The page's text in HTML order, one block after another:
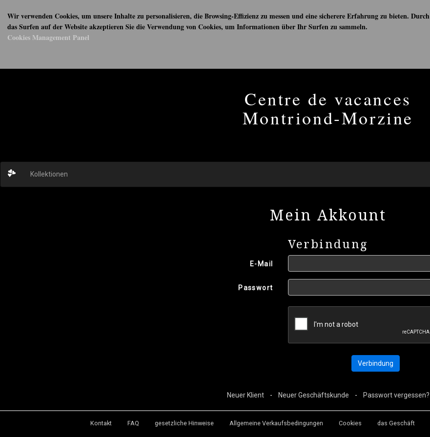
Wir verwenden Cookies, um unsere Inhalte zu personalisieren, die Browsing-Effizienz zu messen und eine sicherere Erfahrung zu bieten. Durch
das Surfen auf der Website akzeptieren Sie die Verwendung von Cookies, um Informationen über Ihr Surfen zu sammeln.
Cookies Management Panel
Centre de vacances
Montriond-Morzine
Kollektionen
Mein Akkount
Verbindung
E-Mail
Passwort
Neuer Klient- Neuer Geschäftskunde - Passwort vergessen?
Kontakt FAQ gesetzliche Hinweise Allgemeine Verkaufsbedingungen Cookies das Geschäft